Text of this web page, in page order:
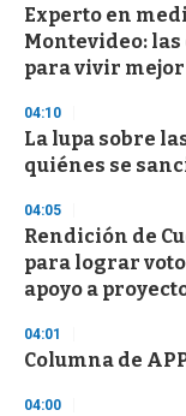
Experto en
Montevideo: las
para vivir mejor
04:10
La lupa sobre
quiénes se
04:05
Rendición de
para lograr
apoyo a
04:01
Columna de
04:00